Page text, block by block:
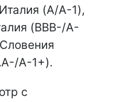
(A/A-1),
(BBB-/A-
A-1+).
с